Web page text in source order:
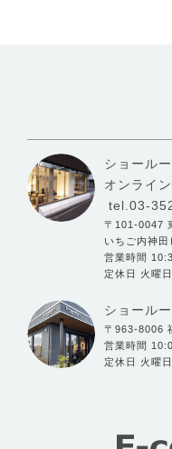
ショール
オンライ
tel.03-
〒101-0047
いちご内神田
営業時間
定休日 火曜
ショール
〒963-8006
営業時間
定休日 火曜